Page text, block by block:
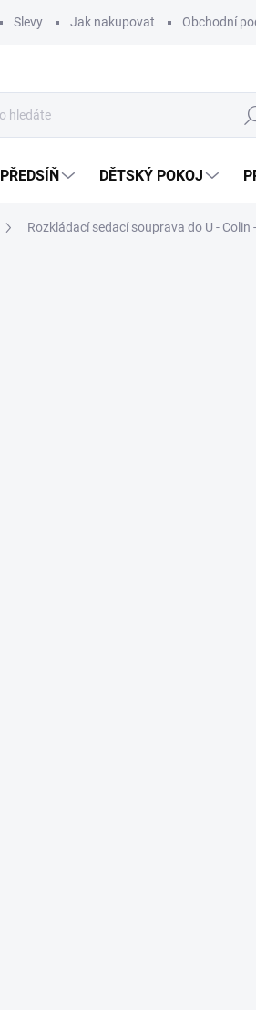
Slevy Jak nakupovat Obchodní
PŘEDSÍŇ DĚTSKÝ POKOJ
Rozkládací sedací souprava do U - Colin